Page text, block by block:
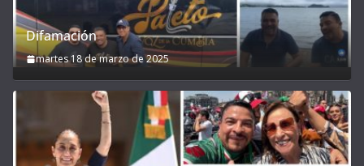
Difamación
martes 18 de marzo de 2025